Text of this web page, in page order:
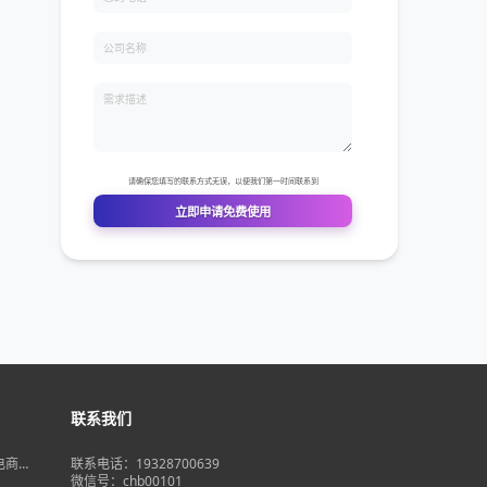
大
联系我们
联系电话：19328700639
微信号：chb00101